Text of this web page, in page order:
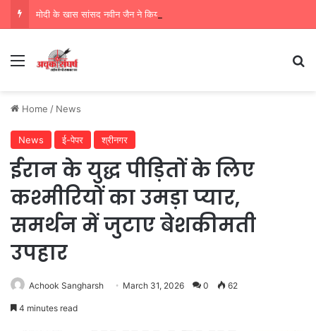
Menu
Home / News
News ई-पेपर श्रीनगर
ईरान के युद्ध पीड़ितों के लिए
कश्मीरियों का उमड़ा प्यार,
समर्थन में जुटाए बेशकीमती
उपहार
Achook Sangharsh March 31, 2026 0 62
4 minutes read